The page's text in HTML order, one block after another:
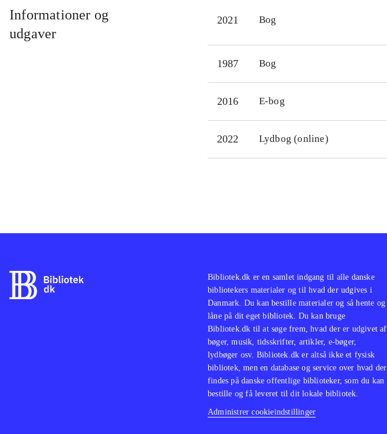
Informationer og
udgaver
2021 Bog
1987 Bog
2016 E-bog
2022 Lydbog (online)
Bibliotek.dk er en samlet indgang til alle danske
bibliotekers materialer og til hvad der udgives i
Danmark. Du kan bestille materialer og så hente og
låne på dit eget bibliotek. Du kan bruge
Bibliotek.dk til at søge frem, hvad der er udgivet af
bøger, musik, tidsskrifter, artikler, e-bøger,
lydbøger osv. Bibliotek.dk er altså ikke et fysisk
bibliotek, men en database og service over hvad der
findes på danske offentlige biblioteker, som du kan
bestille og få leveret til dit lokale bibliotek.
Administrer cookieindstillinger